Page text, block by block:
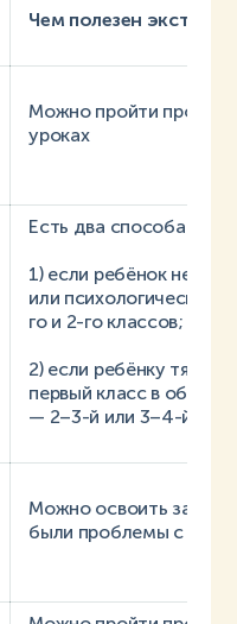
Чем полезен
Можно пройти
уроках
Есть два способа
1) если ребёнок не
или психологической
го и 2-го классов;
2) если ребёнку
первый класс в
— 2–3-й или 3–4-й
Можно освоить за
были проблемы с